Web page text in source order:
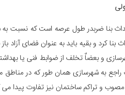
طول زمین احداث بنا کرد و بقیه باید به عنوان
به شهرسازی همان طور که در مناطق
و تراکم ساختمان نیز تفاوت پیدا می